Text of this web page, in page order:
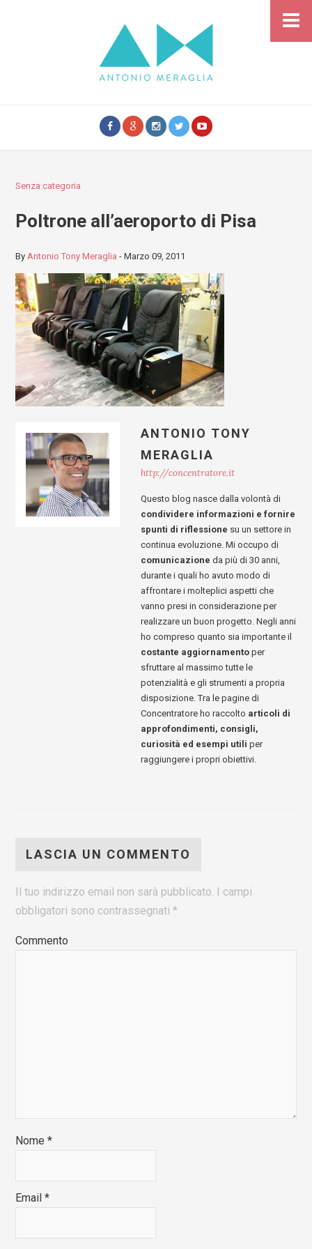
Senza categoria
Poltrone all’aeroporto di Pisa
By Antonio Tony Meraglia -Marzo 09, 2011
ANTONIO TONY
MERAGLIA
http://concentratore.it
Questo blog nasce dalla volontà di
condividere informazioni e fornire
spunti di riflessione su un settore in
continua evoluzione. Mi occupo di
comunicazione da più di 30 anni,
durante i quali ho avuto modo di
affrontare i molteplici aspetti che
vanno presi in considerazione per
realizzare un buon progetto. Negli anni
ho compreso quanto sia importante il
costante aggiornamentoper
sfruttare al massimo tutte le
potenzialità e gli strumenti a propria
disposizione. Tra le pagine di
Concentratore ho raccolto articoli di
approfondimenti, consigli,
curiosità ed esempi utili per
raggiungere i propri obiettivi.
LASCIA UN COMMENTO
Il tuo indirizzo email non sarà pubblicato. I campi
obbligatori sono contrassegnati*
Commento
Nome*
Email*